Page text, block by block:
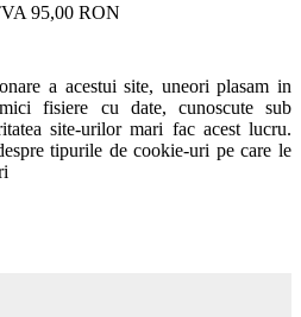
95,00 RON
a acestui site, uneori plasam in
fisiere cu date, cunoscute sub
site-urilor mari fac acest lucru.
tipurile de cookie-uri pe care le